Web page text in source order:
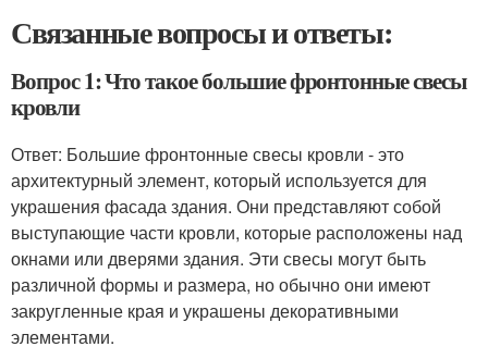
Связанные вопросы и ответы:
Вопрос 1: Что такое большие фронтонные свесы
кровли
Ответ: Большие фронтонные свесы кровли - это
архитектурный элемент, который используется для
украшения фасада здания. Они представляют собой
выступающие части кровли, которые расположены над
окнами или дверями здания. Эти свесы могут быть
различной формы и размера, но обычно они имеют
закругленные края и украшены декоративными
элементами.